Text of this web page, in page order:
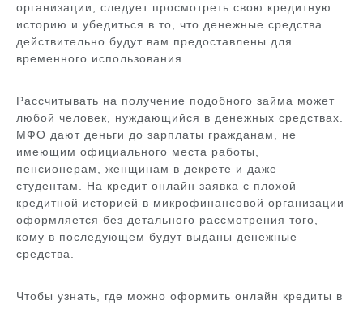
организации, следует просмотреть свою кредитную
историю и убедиться в то, что денежные средства
действительно будут вам предоставлены для
временного использования.
Рассчитывать на получение подобного займа может
любой человек, нуждающийся в денежных средствах.
МФО дают деньги до зарплаты гражданам, не
имеющим официального места работы,
пенсионерам, женщинам в декрете и даже
студентам. На кредит онлайн заявка с плохой
кредитной историей в микрофинансовой организации
оформляется без детального рассмотрения того,
кому в последующем будут выданы денежные
средства.
Чтобы узнать, где можно оформить онлайн кредиты в